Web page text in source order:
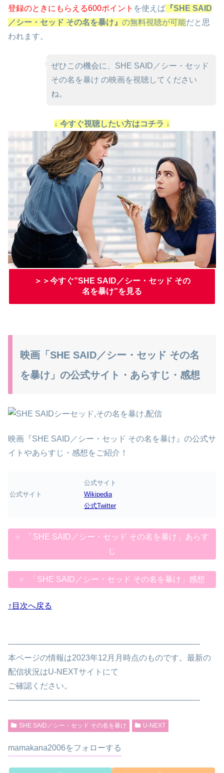
登録のときにもらえる600ポイント を使えば 『SHE SAID
／シー・セッド その名を暴け』 の無料視聴が可能だと思
われます。
ぜひこの機会に、SHE SAID／シー・セッド
その名を暴け の映画を視聴してください
ね。
↓ 今すぐ視聴したい方はコチラ ↓
＞＞今すぐ”SHE SAID／シー・セッド その
名を暴け”を見る
映画「SHE SAID／シー・セッド その名
を暴け」の公式サイト・あらすじ・感想
映画『SHE SAID／シー・セッド その名を暴け』の公式サ
イトやあらすじ・感想をご紹介！
公式サイト
公式サイト
Wikipedia
公式Twitter
「SHE SAID／シー・セッド その名を暴け」あらす
じ
「SHE SAID／シー・セッド その名を暴け」感想
↑目次へ戻る
————————————————————————
本ページの情報は2023年12月月時点のものです。最新の
配信状況はU-NEXTサイトにて
ご確認ください。
————————————————————————
SHE SAID／シー・セッド その名を暴け U-NEXT
mamakana2006をフォローする